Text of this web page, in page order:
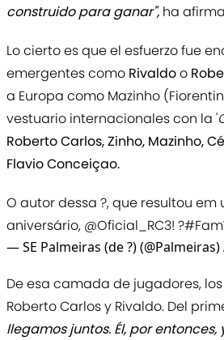
construido para ganar", ha
Lo cierto es que el esfuerzo fue
emergentes como Rivaldoo
a Europa como Mazinho
vestuario internacionales con la '
Roberto Carlos, Zinho, Mazinho,
Flavio Conceiçao.
O autor dessa ?, que resultou
aniversário, @Oficial_RC3! ?
— SE Palmeiras (de ?) (@Palmeiras)
De esa camada de jugadores,
Roberto Carlos y Rivaldo. Del
llegamos juntos. Él, por